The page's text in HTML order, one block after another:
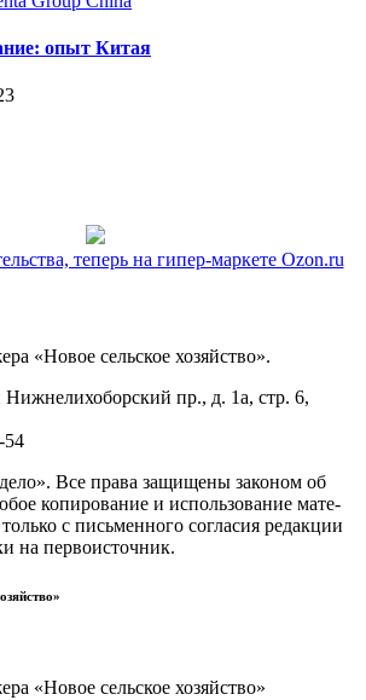
опыт Китая
«Новое сель­ское хозяйство».
Ниж­не­ли­хо­бор­ский пр., д. 1а, стр. 6,
Все пра­ва защи­ще­ны зако­ном об
копи­ро­ва­ние и исполь­зо­ва­ние мате­
с пись­мен­но­го согла­сия редак­ции
на первоисточник.
«Новое сельское хозяйство»